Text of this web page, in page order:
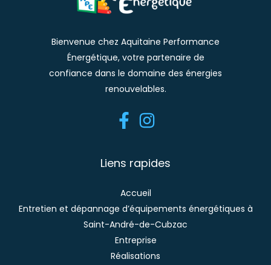
Bienvenue chez Aquitaine Performance
Énergétique, votre partenaire de
confiance dans le domaine des énergies
renouvelables.
Liens rapides
Accueil
Entretien et dépannage d’équipements énergétiques à
Saint-André-de-Cubzac
Entreprise
Réalisations